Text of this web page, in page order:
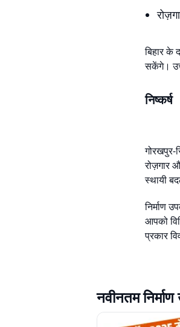
बिहार के
सकेंगे।
निष्कर्ष
गोरखपुर-
रोज़गार
स्थायी
निर्माण
आपको
प्रकार
नवीनतम